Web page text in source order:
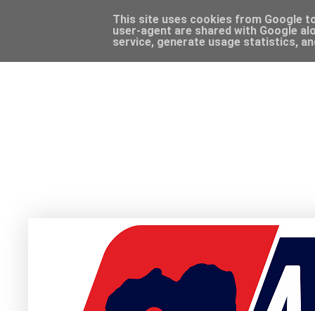
This site uses cookies from Google
user-agent are shared with Google
service, generate usage statistics,